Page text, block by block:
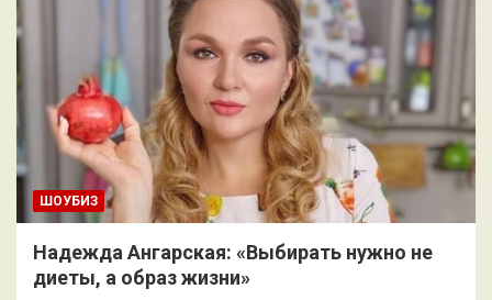
ШОУБИЗ
Надежда Ангарская: «Выбирать нужно не
диеты, а образ жизни»